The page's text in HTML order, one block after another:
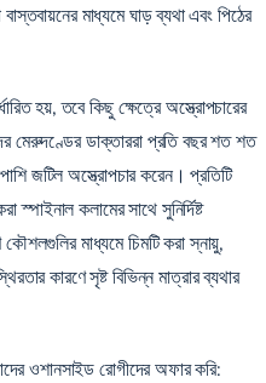
মাধ্যমে ঘাড় ব্যথা এবং পিঠের
হয়, তবে কিছু ক্ষেত্রে অস্ত্রোপচারের
মেরুদণ্ডের ডাক্তাররা প্রতি বছর শত শত
জটিল অস্ত্রোপচার করেন। প্রতিটি
স্পাইনাল কলামের সাথে সুনির্দিষ্ট
মাধ্যমে চিমটি করা স্নায়ু,
কারণে সৃষ্ট বিভিন্ন মাত্রার ব্যথার
ওশানসাইড রোগীদের অফার করি: